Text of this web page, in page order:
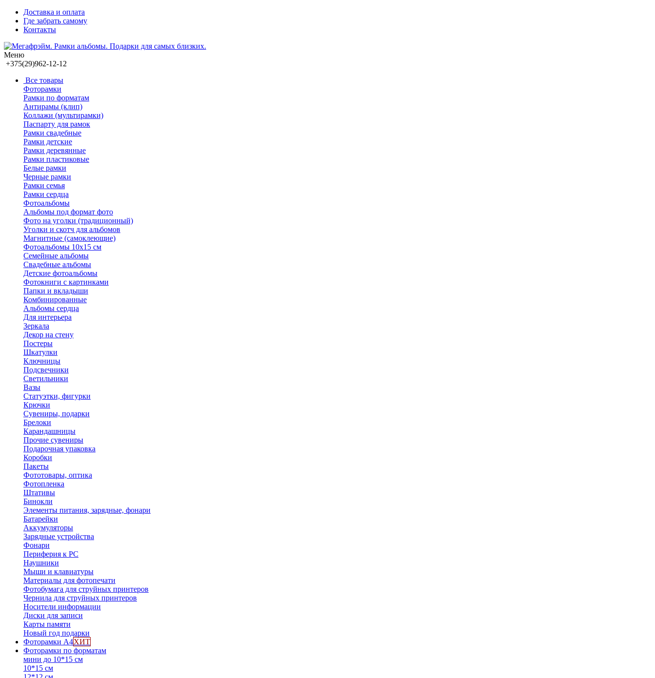
Доставка и оплата
Где забрать самому
Контакты
Меню
+375(29)962-12-12
Все товары
Фоторамки
Рамки по форматам
Антирамы (клип)
Коллажи (мультирамки)
Паспарту для рамок
Рамки свадебные
Рамки детские
Рамки деревянные
Рамки пластиковые
Белые рамки
Черные рамки
Рамки семья
Рамки сердца
Фотоальбомы
Альбомы под формат фото
Фото на уголки (традиционный)
Уголки и скотч для альбомов
Магнитные (самоклеющие)
Фотоальбомы 10х15 см
Семейные альбомы
Свадебные альбомы
Детские фотоальбомы
Фотокниги с картинками
Папки и вкладыши
Комбинированные
Альбомы сердца
Для интерьера
Зеркала
Декор на стену
Постеры
Шкатулки
Ключницы
Подсвечники
Светильники
Вазы
Статуэтки, фигурки
Крючки
Сувениры, подарки
Брелоки
Карандашницы
Прочие сувениры
Подарочная упаковка
Коробки
Пакеты
Фототовары, оптика
Фотопленка
Штативы
Бинокли
Элементы питания, зарядные, фонари
Батарейки
Аккумуляторы
Зарядные устройства
Фонари
Периферия к PC
Наушники
Мыши и клавиатуры
Материалы для фотопечати
Фотобумага для струйных принтеров
Чернила для струйных принтеров
Носители информации
Диски для записи
Карты памяти
Новый год подарки
Фоторамки А4ХИТ
Фоторамки по форматам
мини до 10*15 см
10*15 см